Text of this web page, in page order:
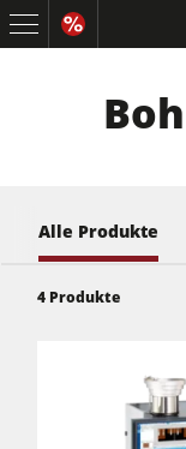
Alle Produkte
4 Produkte